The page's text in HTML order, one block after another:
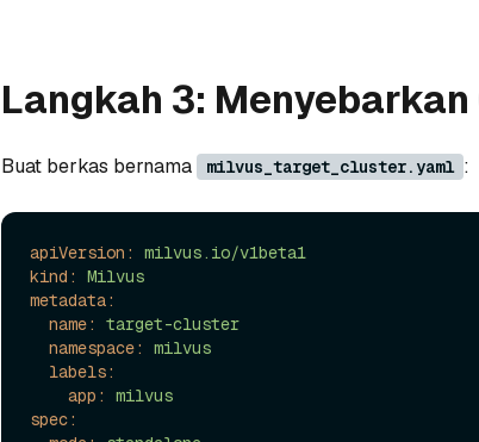
Langkah 3:
Buat berkas bernama milvus_target_cluster.yaml :
apiVersion:
milvus.io/v1beta1
kind:
Milvus
metadata:
name:
target-cluster
namespace:
milvus
labels:
app:
milvus
spec: